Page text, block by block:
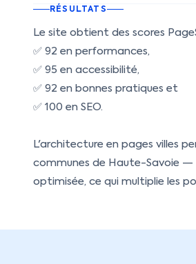
RÉSULTATS
Le site obtient des scores
✅ 92 en performances,
✅ 95 en accessibilité,
✅ 92 en bonnes pratiques et
✅ 100 en SEO.
L'architecture en pages villes
communes de Haute-Savoie —
optimisée, ce qui multiplie les